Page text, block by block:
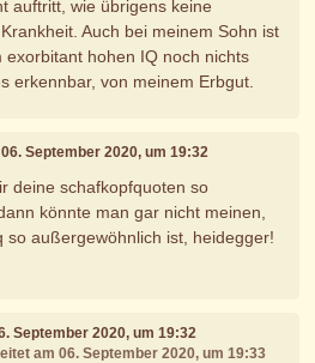
auftritt, wie übrigens keine
Auch bei meinem Sohn ist
exorbitant hohen IQ noch nichts
erkennbar, von meinem Erbgut.
06. September 2020, um 19:32
deine schafkopfquoten so
könnte man gar nicht meinen,
so außergewöhnlich ist, heidegger!
September 2020, um 19:32
am 06. September 2020, um 19:33